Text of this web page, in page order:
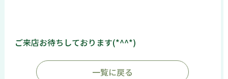
ご来店お待ちしております(*^^*)
一覧に戻る